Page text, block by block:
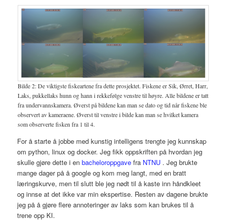
Bilde 2: De viktigste fiskeartene fra dette prosjektet. Fiskene er Sik, Ørret, Harr,
Laks, pukkellaks hunn og hann i rekkefølge venstre til høyre. Alle bildene er tatt
fra undervannskamera. Øverst på bildene kan man se dato og tid når fiskene ble
observert av kameraene. Øverst til venstre i bilde kan man se hvilket kamera
som observerte fisken fra 1 til 4.
For å starte å jobbe med kunstig intelligens trengte jeg kunnskap
om python, linux og docker. Jeg fikk oppskriften på hvordan jeg
skulle gjøre dette i enbacheloroppgave fra NTNU . Jeg brukte
mange dager på å google og kom meg langt, med en bratt
læringskurve, men til slutt ble jeg nødt til å kaste inn håndkleet
og innse at det ikke var min ekspertise. Resten av dagene brukte
jeg på å gjøre flere annoteringer av laks som kan brukes til å
trene opp KI.